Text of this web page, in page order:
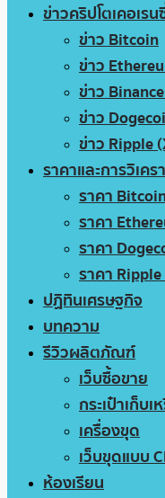
ข่าวคริปโตเคอเรน
ข่าว Bitcoin
ข่าว
ข่าว
ข่าว
ข่าว Ripple
ราคาและการวิเคร
ราคา
ราคา
ราคา
ราคา Ripple
ปฏิทินเศรษฐกิจ
บทความ
รีวิวผลิตภัณฑ์
เว็บซื้อขาย
กระเป๋าเก็บ
เครื่องขุด
เว็บขุดแบบ
ห้องเรียน